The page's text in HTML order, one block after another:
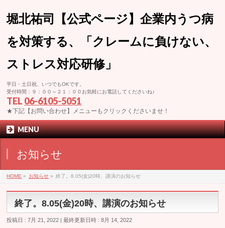
堀北祐司【公式ページ】企業内うつ病
を対策する、「クレームに負けない、
ストレス対応研修」
平日・土日祝、いつでもOKです。
受付時間：９：００～２１：００お気軽にお電話してくださいね♪
TEL 06-6105-5051
★下記【お問い合わせ】メニューもクリックくださいませ！
MENU
お知らせ
HOME » お知らせ » 終了。8.05(金)20時、講演のお知らせ
終了。8.05(金)20時、講演のお知らせ
投稿日 : 7月 21, 2022 最終更新日時 : 8月 14, 2022